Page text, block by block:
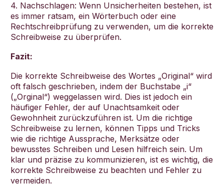
4. Nachschlagen: Wenn Unsicherheiten bestehen, ist
es immer ratsam, ein Wörterbuch oder eine
Rechtschreibprüfung zu verwenden, um die korrekte
Schreibweise zu überprüfen.
Fazit:
Die korrekte Schreibweise des Wortes „Original“ wird
oft falsch geschrieben, indem der Buchstabe „i“
(„Orginal“) weggelassen wird. Dies ist jedoch ein
häufiger Fehler, der auf Unachtsamkeit oder
Gewohnheit zurückzuführen ist. Um die richtige
Schreibweise zu lernen, können Tipps und Tricks
wie die richtige Aussprache, Merksätze oder
bewusstes Schreiben und Lesen hilfreich sein. Um
klar und präzise zu kommunizieren, ist es wichtig, die
korrekte Schreibweise zu beachten und Fehler zu
vermeiden.